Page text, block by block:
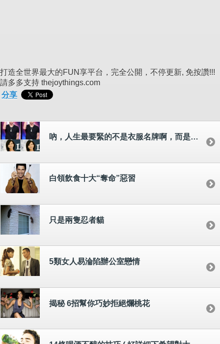
打造全世界最大的FUN享平台，完全公開，不停更新, 免按讚!!!
請多多支持 thejoythings.com
分享
吶，人生最要緊的不是衣服名牌啊，而是要看你有沒有眉毛啊。。。。
白領飲食十大“奪命”惡習
只是兩隻忍者貓
5類女人易淪陷辦公室戀情
揭秘 6招幫你巧妙拒絕爛桃花